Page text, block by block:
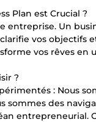
Plan est Crucial ?
entreprise. Un
vos objectifs
vos rêves en
?
: Nous
sommes des
entrepreneurial.